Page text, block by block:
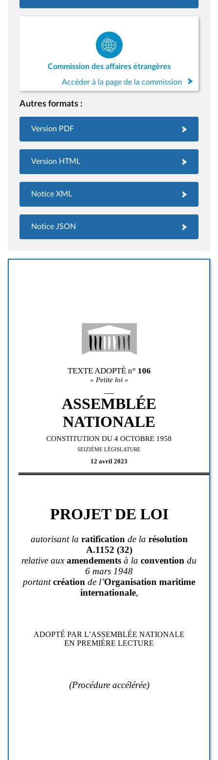
Commission des affaires étrangères
Accéder à la page de la commission
Autres formats :
Version PDF
Version HTML
Notice XML
Notice JSON